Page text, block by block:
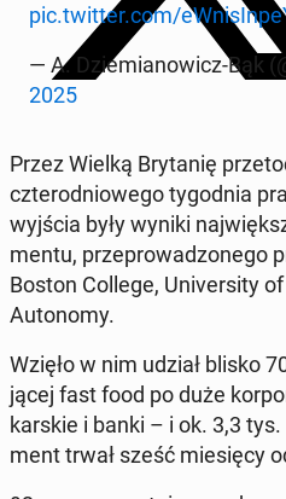
pic.twitter.com/
— A. Dzie­mia­no­wicz-Bąk
2025
Przez Wielką Bry­ta­nię
czte­ro­dnio­we­go ty­go­dnia
wyjścia były wyniki
men­tu, prze­pro­wa­dzo­ne­go
Boston College, Uni­ver­si­ty
Au­to­no­my.
Wzięło w nim udział blisko
ją­cej fast food po duże
kar­skie i banki – i ok. 3,3
ment trwał sześć mie­się­cy